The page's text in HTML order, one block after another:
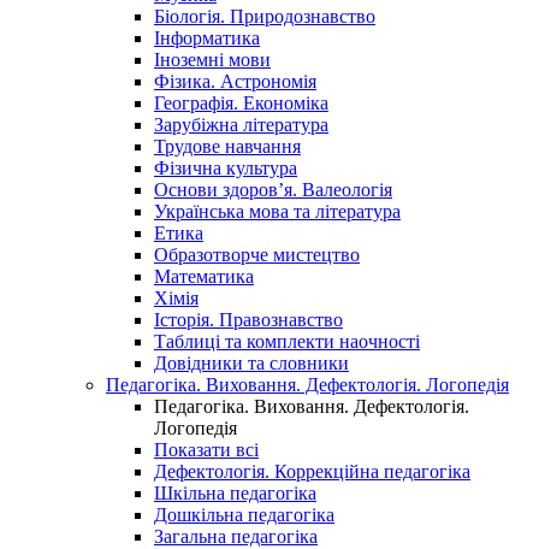
Біологія. Природознавство
Інформатика
Іноземні мови
Фізика. Астрономія
Географія. Економіка
Зарубіжна література
Трудове навчання
Фізична культура
Основи здоров’я. Валеологія
Українська мова та література
Етика
Образотворче мистецтво
Математика
Хімія
Історія. Правознавство
Таблиці та комплекти наочності
Довідники та словники
Педагогіка. Виховання. Дефектологія. Логопедія
Педагогіка. Виховання. Дефектологія.
Логопедія
Показати всі
Дефектологія. Коррекційна педагогіка
Шкільна педагогіка
Дошкільна педагогіка
Загальна педагогіка